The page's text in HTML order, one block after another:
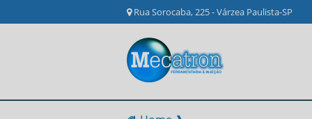
Rua Sorocaba, 225 - Várzea Paulista-SP